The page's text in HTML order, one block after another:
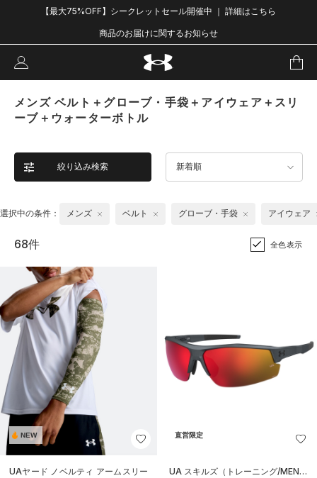
【最大75%OFF】シークレットセール開催中 ｜ 詳細はこちら
商品のお届けに関するお知らせ
メンズ ベルト＋グローブ・手袋＋アイウェア＋スリ
ーブ＋ウォーターボトル
絞り込み検索 新着順
選択中の条件： メンズ ベルト グローブ・手袋 アイウェア
68件 全色表示
NEW
UAヤード ノベルティ アームスリー
直営限定
UA スキルズ（トレーニング/MEN）